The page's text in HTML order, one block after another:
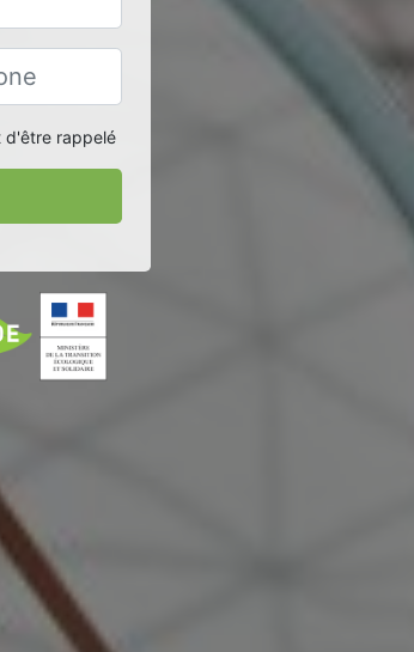
rappelé